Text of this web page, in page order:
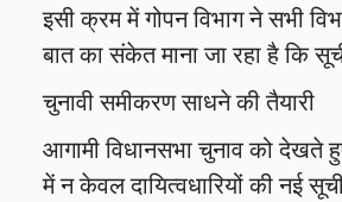
इसी क्रम में गोपन विभाग ने सभी
बात का संकेत माना जा रहा है कि
चुनावी समीकरण साधने की तैयारी
आगामी विधानसभा चुनाव को देखते
में न केवल दायित्वधारियों की नई